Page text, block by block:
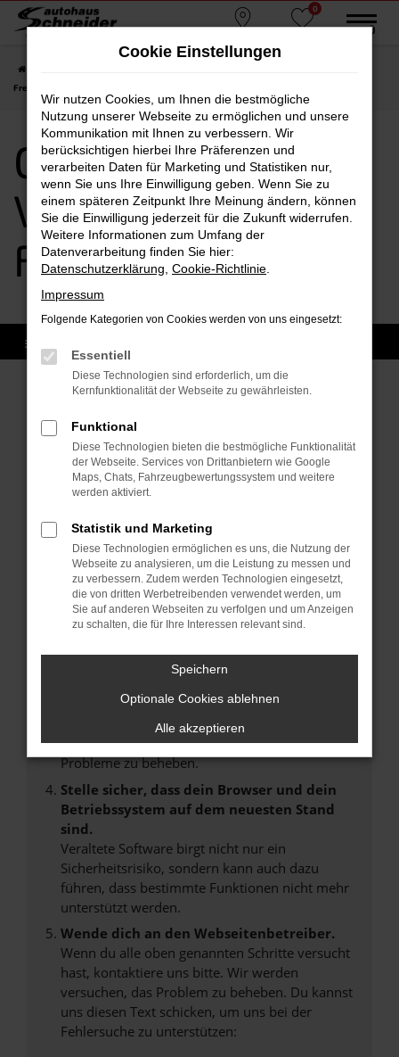
Zum
0
MENÜ
Freising
CUPRA Leon
Vorführwagen
Freising
Fehler: Network Error
Beim Laden ist ein Fehler aufgetreten.
Hier sind ein paar Tipps, die dir helfen können:
Internetverbindung.
Laden andere Webseiten, zum Beispiel deine
Suchmaschine?
Prüfe deine Browsererweiterungen.
Manche Erweiterungen, wie Werbeblocker,
verhindern. Funktioniert die Seite in einem
anderen Browser oder in einem privaten
Starte dein Gerät neu.
Das kann manchmal helfen, vorübergehende
Probleme zu beheben.
Stelle sicher, dass dein Browser und dein
Betriebssystem auf dem neuesten Stand
sind.
Veraltete Software birgt nicht nur ein
Sicherheitsrisiko, sondern kann auch dazu
führen, dass bestimmte Funktionen nicht mehr
unterstützt werden.
Wende dich an den Webseitenbetreiber.
Wenn du alle oben genannten Schritte versucht
hast, kontaktiere uns bitte. Wir werden
versuchen, das Problem zu beheben. Du kannst
uns diesen Text schicken, um uns bei der
Fehlersuche zu unterstützen:
Cookie Einstellungen
Wir nutzen Cookies, um Ihnen die bestmögliche
Nutzung unserer Webseite zu ermöglichen und unsere
Kommunikation mit Ihnen zu verbessern. Wir
berücksichtigen hierbei Ihre Präferenzen und
verarbeiten Daten für Marketing und Statistiken nur,
wenn Sie uns Ihre Einwilligung geben. Wenn Sie zu
einem späteren Zeitpunkt Ihre Meinung ändern, können
Sie die Einwilligung jederzeit für die Zukunft widerrufen.
Weitere Informationen zum Umfang der
Datenverarbeitung finden Sie hier:
Datenschutzerklärung Cookie-Richtlinie
Impressum
Folgende Kategorien von Cookies werden von uns eingesetzt:
Essentiell
Diese Technologien sind erforderlich, um die
Kernfunktionalität der Webseite zu gewährleisten.
Funktional
Diese Technologien bieten die bestmögliche Funktionalität
der Webseite. Services von Drittanbietern wie Google
Maps, Chats, Fahrzeugbewertungssystem und weitere
werden aktiviert.
Statistik und Marketing
Diese Technologien ermöglichen es uns, die Nutzung der
Webseite zu analysieren, um die Leistung zu messen und
zu verbessern. Zudem werden Technologien eingesetzt,
die von dritten Werbetreibenden verwendet werden, um
Sie auf anderen Webseiten zu verfolgen und um Anzeigen
zu schalten, die für Ihre Interessen relevant sind.
Speichern
Optionale Cookies ablehnen
Alle akzeptieren